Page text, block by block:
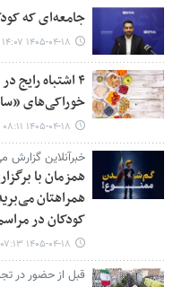
جامعه‌ای که
۱۴۰۵-۰۴-۱۸ ۱۴:۰۷
۴ اشتباه
خوراکی‌های
۱۴۰۵-۰۴-۱۸ ۰۸:۱۱
خبرآنلاین گزارش
همزمان با
همراهتان
کودکان در
۱۴۰۵-۰۴-۱۸ ۰۷:۱۳
قبل از حضور در